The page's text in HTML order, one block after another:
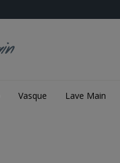
Vasque Lave Main